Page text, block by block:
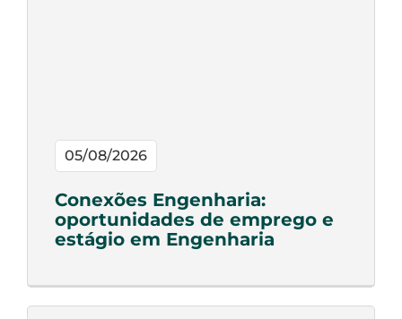
05/08/2026
Conexões Engenharia:
oportunidades de emprego e
estágio em Engenharia